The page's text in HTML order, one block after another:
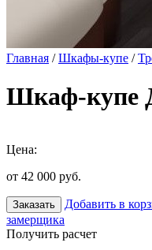
Главная /Шкафы-купе /
Шкаф-купе
Цена:
от 42 000 руб.
Заказать Добавить в
замерщика
Получить расчет